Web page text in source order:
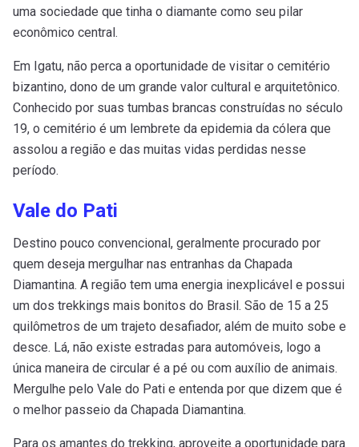
uma sociedade que tinha o diamante como seu pilar
econômico central.
Em Igatu, não perca a oportunidade de visitar o cemitério
bizantino, dono de um grande valor cultural e arquitetônico.
Conhecido por suas tumbas brancas construídas no século
19, o cemitério é um lembrete da epidemia da cólera que
assolou a região e das muitas vidas perdidas nesse
período.
Vale do Pati
Destino pouco convencional, geralmente procurado por
quem deseja mergulhar nas entranhas da Chapada
Diamantina. A região tem uma energia inexplicável e possui
um dos trekkings mais bonitos do Brasil. São de 15 a 25
quilômetros de um trajeto desafiador, além de muito sobe e
desce. Lá, não existe estradas para automóveis, logo a
única maneira de circular é a pé ou com auxílio de animais.
Mergulhe pelo Vale do Pati e entenda por que dizem que é
o melhor passeio da Chapada Diamantina.
Para os amantes do trekking, aproveite a oportunidade para